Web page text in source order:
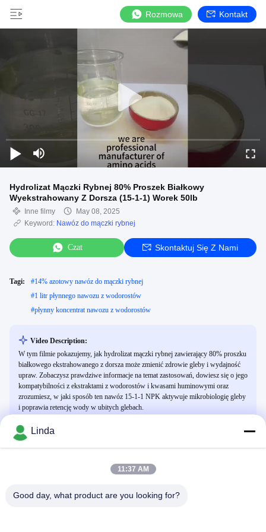
Rozmowa Kontakt
Hydrolizat Mączki Rybnej 80% Proszek Białkowy
Wyekstrahowany Z Dorsza (15-1-1) Worek 50lb
Inne filmy
May 08, 2025
Keyword: Nawóz do mączki rybnej
Czat Skontaktuj Się Z Nami
Tagi: #14% azotowy nawóz do mączki rybnej
#1 litr płynnego nawozu z wodorostów
#płynny koncentrat nawozu z wodorostów
Video Description:
W tym filmie pokazujemy, jak hydrolizat mączki rybnej zawierający 80% proszku
białkowego ekstrahowanego z dorsza może zmienić zdrowie gleby i wydajność
upraw. Zobaczysz prawdziwe informacje na temat zastosowań, dowiesz się o jego
kompatybilności z ekstraktami z wodorostów i kwasami huminowymi oraz
zrozumiesz, w jaki sposób ten nawóz 15-1-1 NPK aktywuje mikrobiologię gleby
i poprawia retencję wody w ubitych glebach.
Linda
11:37 AM
Good day, what product are you looking for?